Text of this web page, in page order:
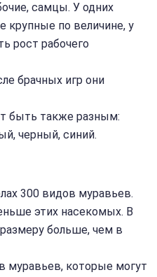
самцы. У одних
крупные по величине, у
рост рабочего
брачных игр они
быть также разным:
черный, синий.
300 видов муравьев.
этих насекомых. В
больше, чем в
муравьев, которые могут